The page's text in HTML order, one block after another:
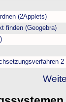
(2Applets)
finden (Geogebra)
2